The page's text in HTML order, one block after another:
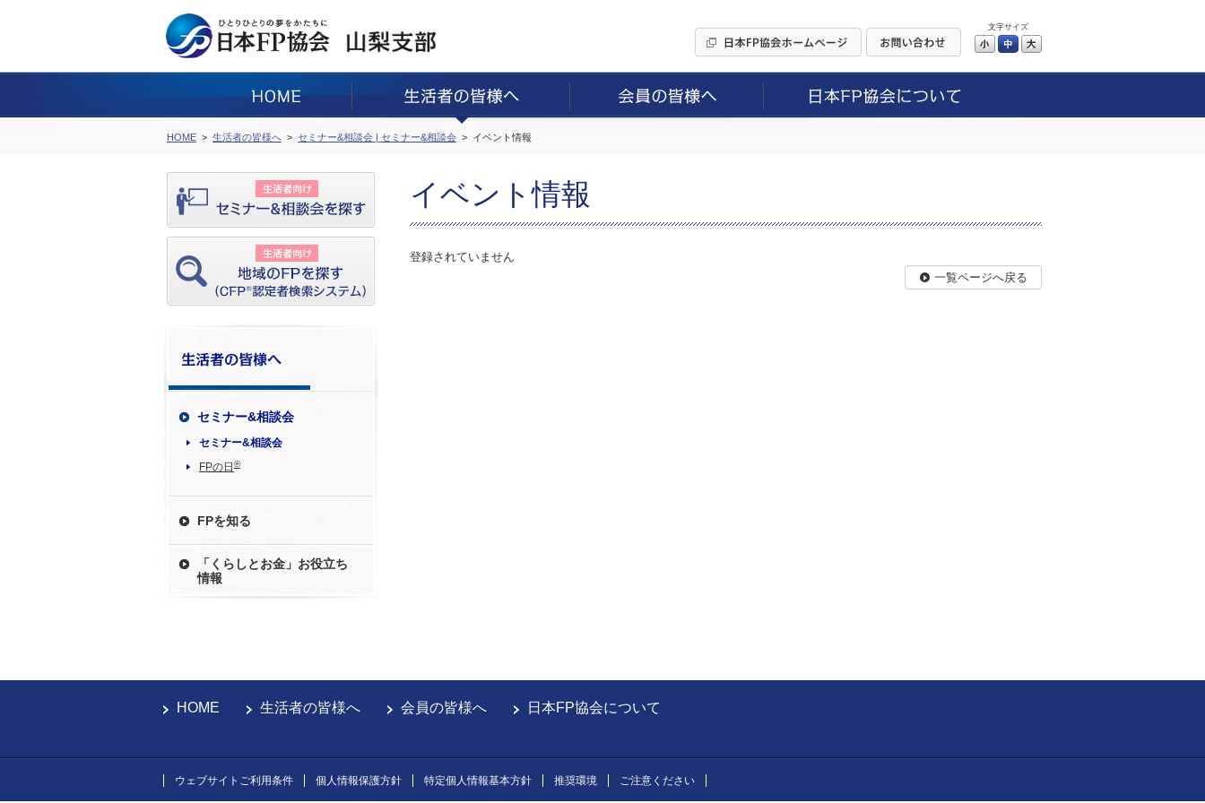
文字サイズ
小 中
HOME 生活者の皆様へ セミナー&相談会 | セミナー&相談会 イベント情報
セミナー&相談会
セミナー&相談会
FPの日 ®
FPを知る
「くらしとお金」お役立ち
情報
イベント情報
登録されていません
一覧ページへ戻る
HOME 生活者の皆様へ 会員の皆様へ 日本FP協会について
ウェブサイトご利用条件 個人情報保護方針 特定個人情報基本方針 推奨環境 ご注意ください